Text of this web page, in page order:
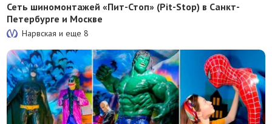
Сеть шиномонтажей «Пит-Стоп» (Pit-Stop) в Санкт-
Петербурге и Москве
Нарвская и еще8